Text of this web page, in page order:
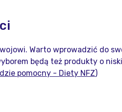
Warto wprowadzić do
będą też produkty o
pomocny - Diety NFZ)